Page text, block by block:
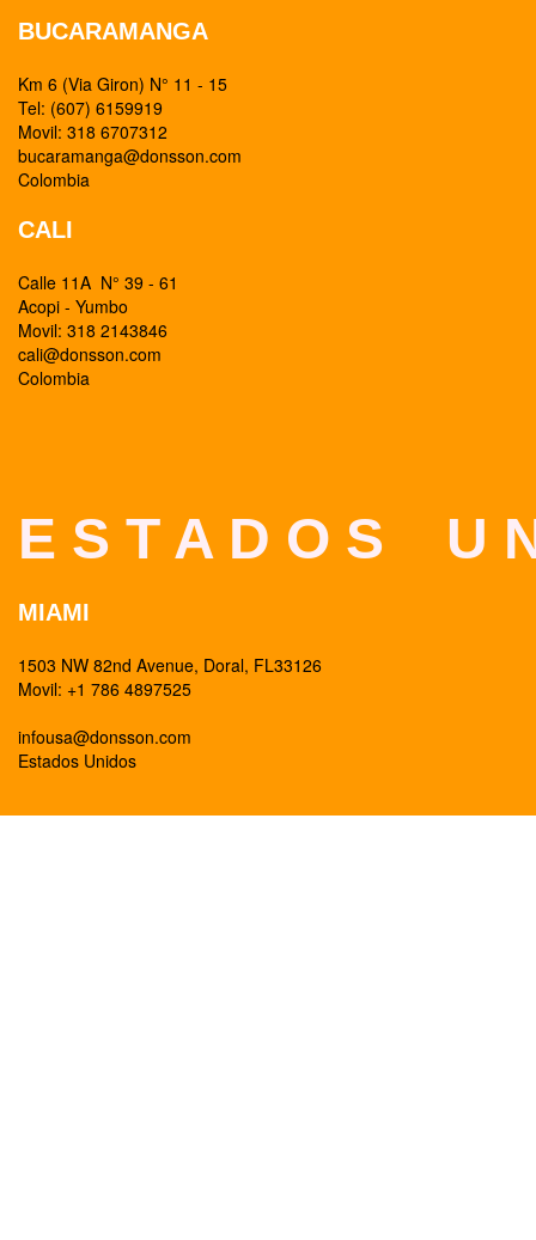
BUCARAMANGA
Km 6 (Via Giron) N° 11 - 15
Tel: (607) 6159919
Movil: 318 6707312
bucaramanga@donsson.com
Colombia
CALI
Calle 11A N° 39 - 61
Acopi - Yumbo
Movil: 318 2143846
cali@donsson.com
Colombia
E S T A D O S U
MIAMI
1503 NW 82nd Avenue, Doral, FL33126
Movil: +1 786 4897525
infousa@donsson.com
Estados Unidos